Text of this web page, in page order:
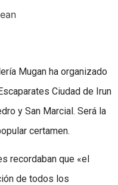
Mugan ha organizado
Ciudad de Irun
y San Marcial. Será la
certamen.
recordaban que «el
de todos los